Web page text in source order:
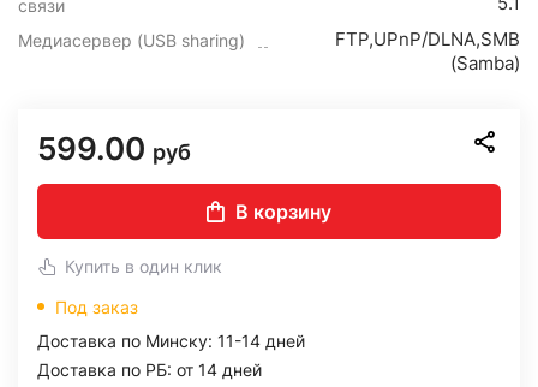
связи
Медиасервер (USB sharing)
FTP,UPnP/DLNA,SMB
(Samba)
599.00 руб
В корзину
Купить в один клик
Под заказ
Доставка по Минску: 11-14 дней
Доставка по РБ: от 14 дней